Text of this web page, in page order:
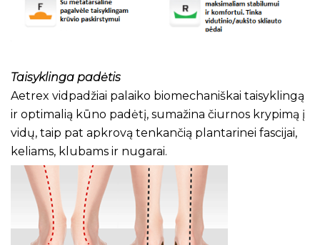
Taisyklinga padėtis
Aetrex vidpadžiai palaiko biomechaniškai taisyklingą
ir optimalią kūno padėtį, sumažina čiurnos krypimą į
vidų, taip pat apkrovą tenkančią plantarinei fascijai,
keliams, klubams ir nugarai.